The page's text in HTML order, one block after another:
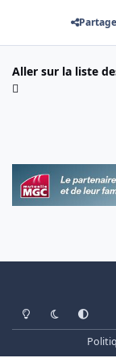
Aller sur la liste
Light ModeDark ModeSystem